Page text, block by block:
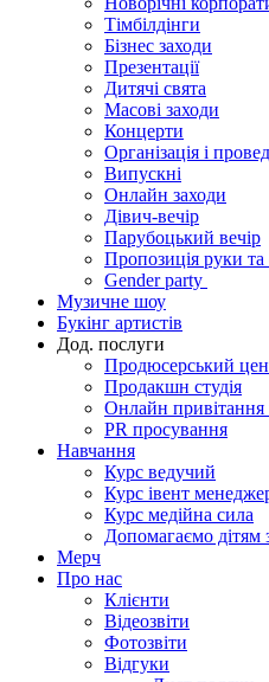
Тімбілдінги
Бізнес заходи
Презентації
Дитячі свята
Масові заходи
Концерти
Організація і
Випускні
Онлайн заходи
Дівич-вечір
Парубоцький вечір
Пропозиція руки та
Gender party
Музичне шоу
Букінг артистів
Дод. послуги
Продюсерський
Продакшн студія
Онлайн привітання
PR просування
Навчання
Курс ведучий
Курс івент
Курс медійна сила
Допомагаємо дітям
Мерч
Про нас
Клієнти
Відеозвіти
Фотозвіти
Відгуки